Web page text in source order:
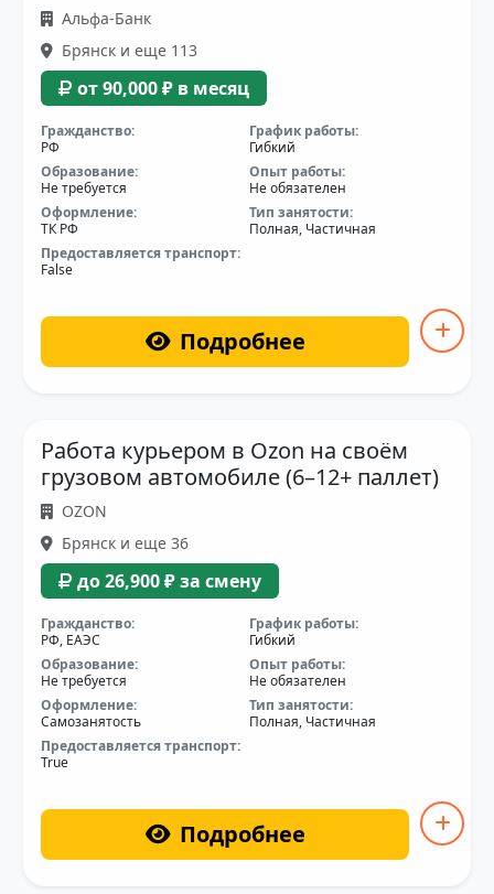
Альфа-Банк
Брянск и еще 113
от 90,000 ₽ в месяц
Гражданство:
РФ
График работы:
Гибкий
Образование:
Не требуется
Опыт работы:
Не обязателен
Оформление:
ТК РФ
Тип занятости:
Полная, Частичная
Предоставляется транспорт:
False
Подробнее
Работа курьером в Ozon на своём
грузовом автомобиле (6–12+ паллет)
OZON
Брянск и еще 36
до 26,900 ₽ за смену
Гражданство:
РФ, ЕАЭС
График работы:
Гибкий
Образование:
Не требуется
Опыт работы:
Не обязателен
Оформление:
Самозанятость
Тип занятости:
Полная, Частичная
Предоставляется транспорт:
True
Подробнее